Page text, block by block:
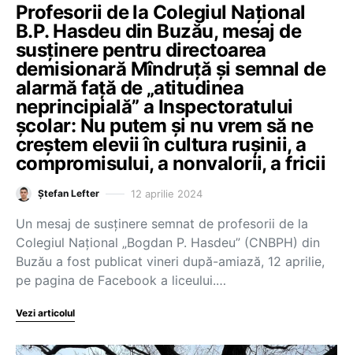
Profesorii de la Colegiul Național
B.P. Hasdeu din Buzău, mesaj de
susținere pentru directoarea
demisionară Mîndruță și semnal de
alarmă față de „atitudinea
neprincipială” a Inspectoratului
școlar: Nu putem și nu vrem să ne
creștem elevii în cultura rușinii, a
compromisului, a nonvalorii, a fricii
Ștefan Lefter 12 aprilie 2024
Un mesaj de susținere semnat de profesorii de la
Colegiul Național „Bogdan P. Hasdeu” (CNBPH) din
Buzău a fost publicat vineri după-amiază, 12 aprilie,
pe pagina de Facebook a liceului.…
Vezi articolul